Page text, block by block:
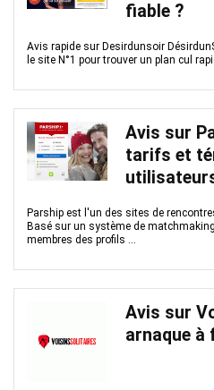
fiable ?
Avis rapide sur Desirdunsoir
le site N°1 pour trouver un plan cul
Avis sur
tarifs et
Parship est l'un des sites de
Basé sur un système de
membres des profils ...
Avis sur
arnaque à